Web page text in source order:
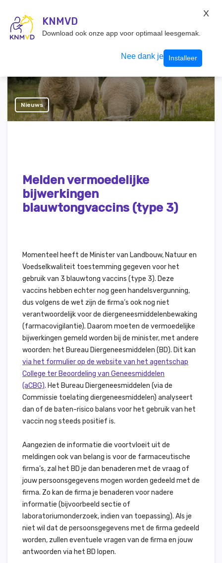
Inloggen
Nieuws
Melden vermoedelijke
bijwerkingen
blauwtongvaccins (type 3)
Momenteel heeft de Minister van Landbouw, Natuur en
Voedselkwaliteit toestemming gegeven voor het
gebruik van 3 blauwtong vaccins (type 3). Deze
vaccins hebben echter nog geen handelsvergunning,
dus volgens de wet zijn de firma’s ook nog niet
verantwoordelijk voor de diergeneesmiddelenbewaking
(farmacovigilantie). Daarom moeten de vermoedelijke
bijwerkingen gemeld worden bij de minister, met andere
woorden: het Bureau Diergeneesmiddelen (BD). Dit kan
via het formulier op de website van het agentschap
College ter Beoordeling van Geneesmiddelen
(aCBG). Het Bureau Diergeneesmiddelen (via de
Commissie toelating diergeneesmiddelen) analyseert
dan of de baten-risico balans voor het gebruik van het
vaccin nog steeds positief is.
Aangezien de informatie die voortvloeit uit de
meldingen ook van belang is voor de farmaceutische
firma’s, zal het BD je dan benaderen met de vraag of
jouw persoonsgegevens mogen worden gedeeld met de
firma. Zo kan de firma je benaderen voor nadere
informatie (bijvoorbeeld sectie of
laboratoriumonderzoek, indien van toepassing). Als je
niet wil dat de persoonsgegevens met de firma gedeeld
worden, zullen eventuele vragen van de firma en jouw
antwoorden via het BD lopen.
KNMVD
Download ook onze app voor optimaal leesgemak.
Nee dank je Installeer
X